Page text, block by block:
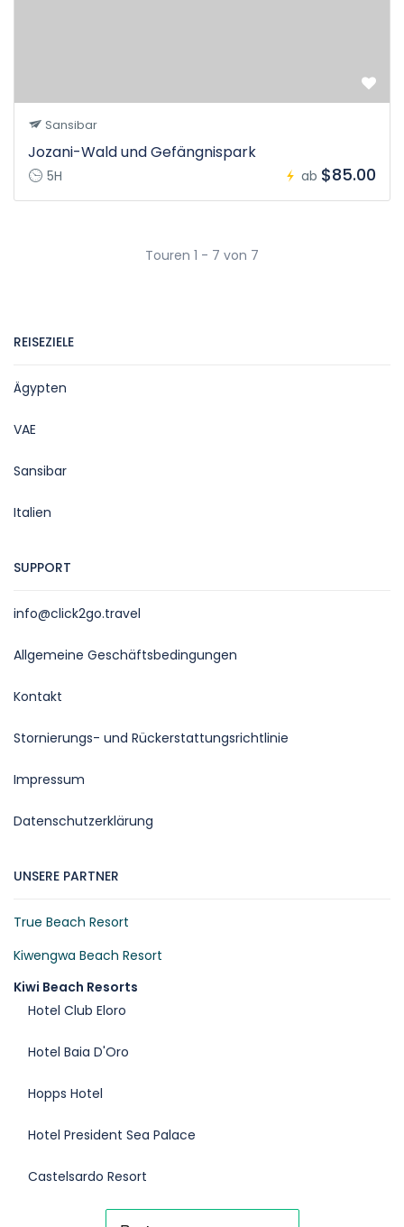
Sansibar
Jozani-Wald und Gefängnispark
5H ab $85.00
Touren 1 - 7 von 7
REISEZIELE
Ägypten
VAE
Sansibar
Italien
SUPPORT
info@click2go.travel
Allgemeine Geschäftsbedingungen
Kontakt
Stornierungs- und Rückerstattungsrichtlinie
Impressum
Datenschutzerklärung
UNSERE PARTNER
True Beach Resort
Kiwengwa Beach Resort
Kiwi Beach Resorts
Hotel Club Eloro
Hotel Baia D'Oro
Hopps Hotel
Hotel President Sea Palace
Castelsardo Resort